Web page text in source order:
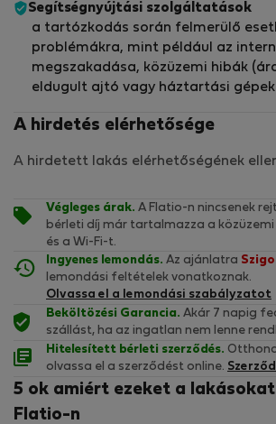
Segítségnyújtási szolgáltatások
a tartózkodás során felmerülő
problémákra, mint például az
megszakadása, közüzemi hibák
eldugult ajtó vagy háztartási
A hirdetés elérhetősége
A hirdetett lakás elérhetőségének
Végleges árak. A Flatio-n nincsenek
bérleti díj már tartalmazza a
és a Wi-Fi-t.
Ingyenes lemondás. Az ajánlatra
lemondási feltételek vonatkoznak.
Olvassa el a lemondási szabályzatot
Beköltözési Garancia. Akár 7 napig
szállást, ha az ingatlan nem lenne
Hitelesített bérleti szerződés.
olvassa el a szerződést online.
5 ok amiért ezeket a
Flatio-n